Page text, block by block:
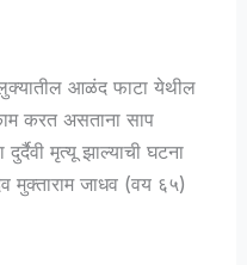
आळंद फाटा येथील
करत असताना साप
मृत्यू झाल्याची घटना
मुक्ताराम जाधव (वय ६५)